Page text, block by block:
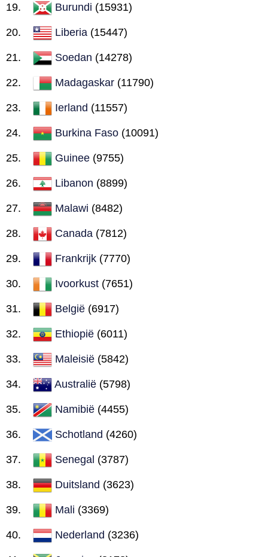
Burundi (15931)
Liberia (15447)
Soedan (14278)
Madagaskar (11790)
Ierland (11557)
Burkina Faso (10091)
Guinee (9755)
Libanon (8899)
Malawi (8482)
Canada (7812)
Frankrijk (7770)
Ivoorkust (7651)
België (6917)
Ethiopië (6011)
Maleisië (5842)
Australië (5798)
Namibië (4455)
Schotland (4260)
Senegal (3787)
Duitsland (3623)
Mali (3369)
Nederland (3236)